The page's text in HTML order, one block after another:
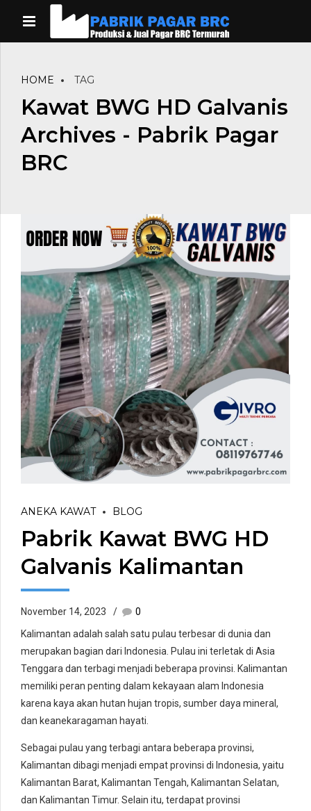
HOME TAG
Kawat BWG HD Galvanis
Archives - Pabrik Pagar
BRC
ANEKA KAWAT BLOG
Pabrik Kawat BWG HD
Galvanis Kalimantan
November 14, 2023
0
Kalimantan adalah salah satu pulau terbesar di dunia dan
merupakan bagian dari Indonesia. Pulau ini terletak di Asia
Tenggara dan terbagi menjadi beberapa provinsi. Kalimantan
memiliki peran penting dalam kekayaan alam Indonesia
karena kaya akan hutan hujan tropis, sumber daya mineral,
dan keanekaragaman hayati.
Sebagai pulau yang terbagi antara beberapa provinsi,
Kalimantan dibagi menjadi empat provinsi di Indonesia, yaitu
Kalimantan Barat, Kalimantan Tengah, Kalimantan Selatan,
dan Kalimantan Timur. Selain itu, terdapat provinsi